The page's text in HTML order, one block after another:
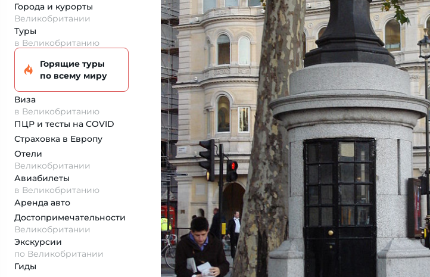
Города и курорты
Великобритании
Туры
в Великобританию
Горящие туры
по всему миру
Виза
в Великобританию
ПЦР и тесты на COVID
Страховка в Европу
Отели
Великобритании
Авиабилеты
в Великобританию
Аренда авто
Достопримеча­тельности
Великобритании
Экскурсии
по Великобритании
Гиды